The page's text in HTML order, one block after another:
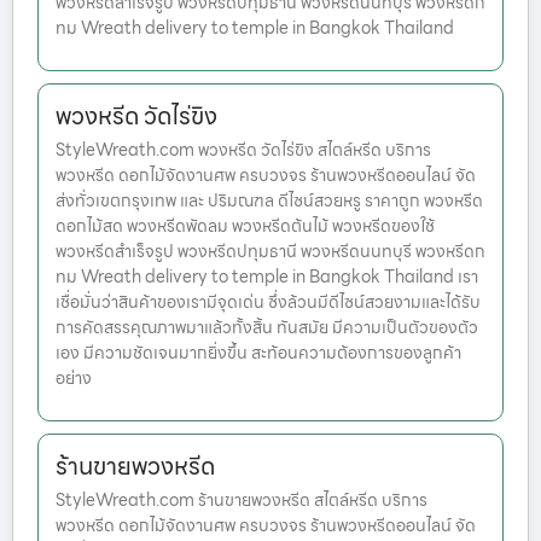
ทม Wreath delivery to temple in Bangkok Thailand
พวงหรีด วัดไร่ขิง
StyleWreath.com พวงหรีด วัดไร่ขิง สไตล์หรีด บริการ
พวงหรีด ดอกไม้จัดงานศพ ครบวงจร ร้านพวงหรีดออนไลน์ จัด
ส่งทั่วเขตกรุงเทพ และ ปริมณฑล ดีไซน์สวยหรู ราคาถูก พวงหรีด
ดอกไม้สด พวงหรีดพัดลม พวงหรีดต้นไม้ พวงหรีดของใช้
พวงหรีดสำเร็จรูป พวงหรีดปทุมธานี พวงหรีดนนทบุรี พวงหรีดก
ทม Wreath delivery to temple in Bangkok Thailand เรา
เชื่อมั่นว่าสินค้าของเรามีจุดเด่น ซึ่งล้วนมีดีไซน์สวยงามและได้รับ
การคัดสรรคุณภาพมาแล้วทั้งสิ้น ทันสมัย มีความเป็นตัวของตัว
เอง มีความชัดเจนมากยิ่งขึ้น สะท้อนความต้องการของลูกค้า
อย่าง
ร้านขายพวงหรีด
StyleWreath.com ร้านขายพวงหรีด สไตล์หรีด บริการ
พวงหรีด ดอกไม้จัดงานศพ ครบวงจร ร้านพวงหรีดออนไลน์ จัด